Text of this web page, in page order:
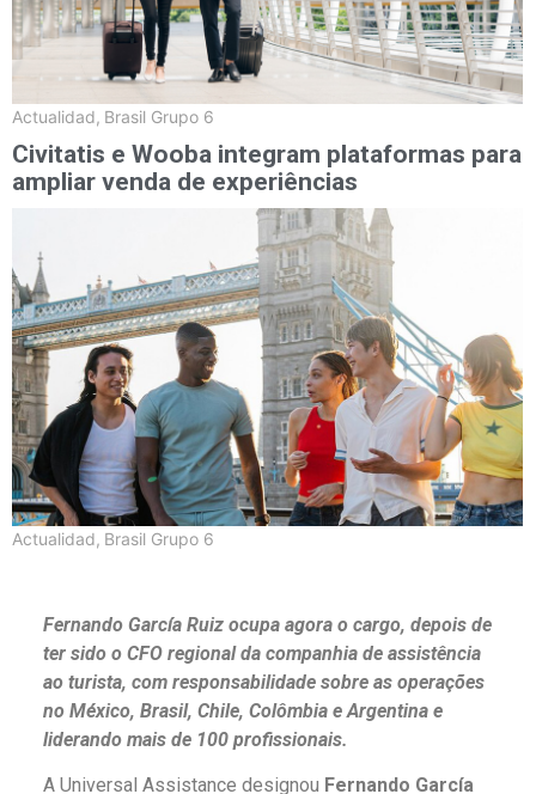
Actualidad, Brasil Grupo 6
Civitatis e Wooba integram plataformas para
ampliar venda de experiências
Actualidad, Brasil Grupo 6
Fernando García Ruiz ocupa agora o cargo, depois de
ter sido o CFO regional da companhia de assistência
ao turista, com responsabilidade sobre as operações
no México, Brasil, Chile, Colômbia e Argentina e
liderando mais de 100 profissionais.
A Universal Assistance designou Fernando García